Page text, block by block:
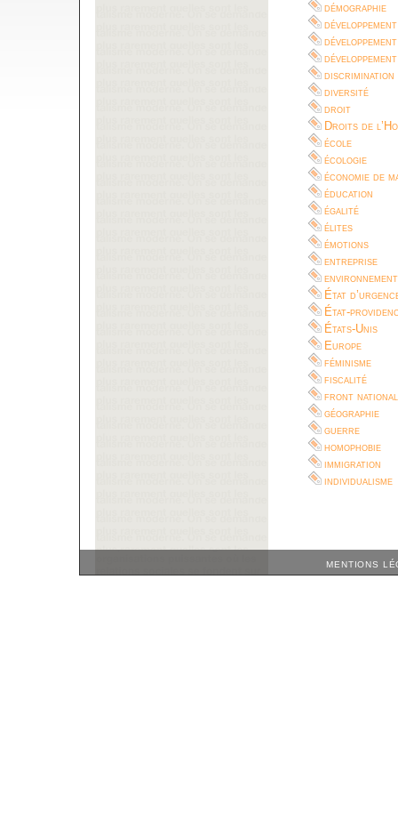
démographie
développement
discrimination
diversité
droit
Droits de
école
écologie
économie de
éducation
égalité
élites
émotions
entreprise
environnement
État
État-
États-Unis
Europe
féminisme
fiscalité
front national
géographie
guerre
homophobie
immigration
individualisme
MENTIONS